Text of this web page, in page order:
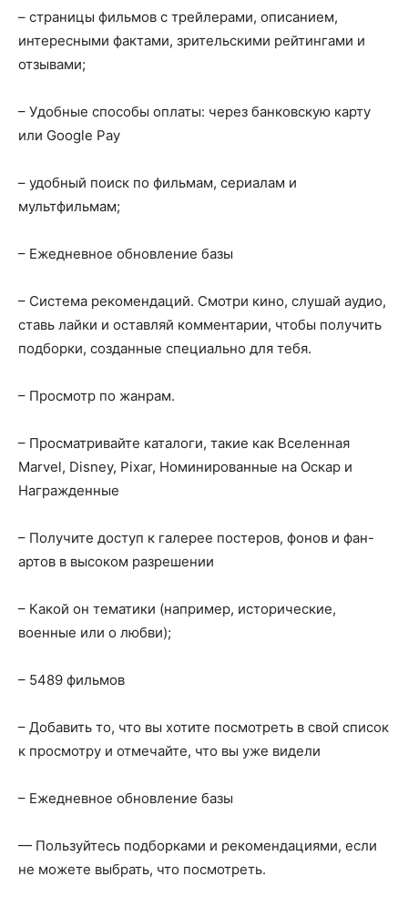
– страницы фильмов с трейлерами, описанием,
интересными фактами, зрительскими рейтингами и
отзывами;
– Удобные способы оплаты: через банковскую карту
или Google Pay
– удобный поиск по фильмам, сериалам и
мультфильмам;
– Ежедневное обновление базы
– Система рекомендаций. Смотри кино, слушай аудио,
ставь лайки и оставляй комментарии, чтобы получить
подборки, созданные специально для тебя.
– Просмотр по жанрам.
– Просматривайте каталоги, такие как Вселенная
Marvel, Disney, Pixar, Номинированные на Оскар и
Награжденные
– Получите доступ к галерее постеров, фонов и фан-
артов в высоком разрешении
– Какой он тематики (например, исторические,
военные или о любви);
– 5489 фильмов
– Добавить то, что вы хотите посмотреть в свой список
к просмотру и отмечайте, что вы уже видели
– Ежедневное обновление базы
— Пользуйтесь подборками и рекомендациями, если
не можете выбрать, что посмотреть.